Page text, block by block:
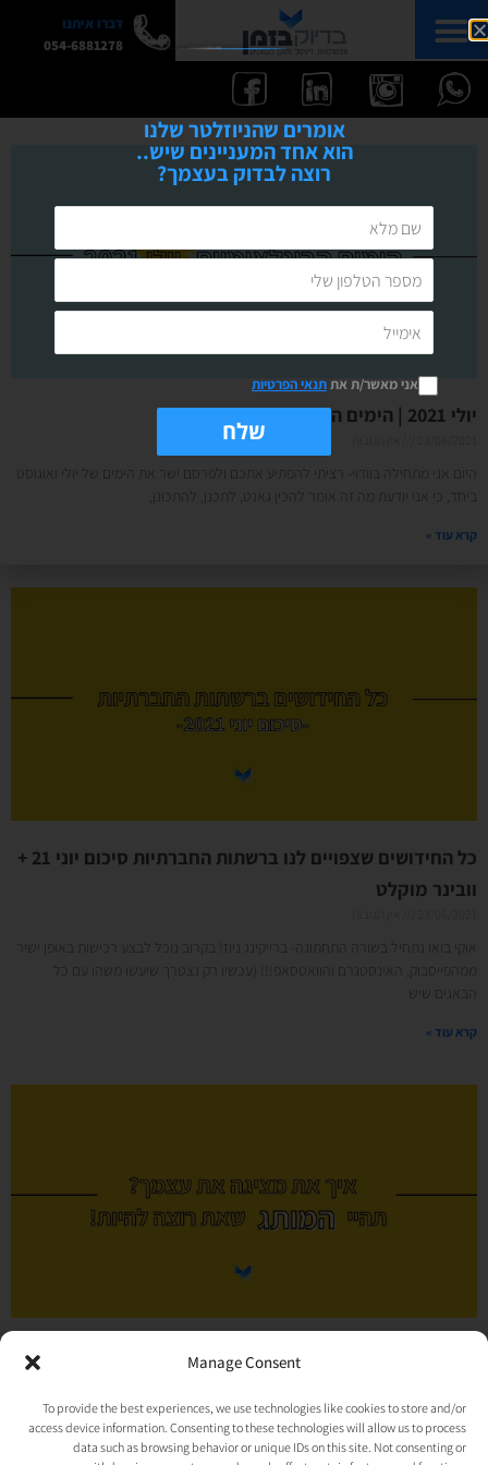
Manage Consent
To provide the best experiences, we use technologies like cookies to store and/or
access device information. Consenting to these technologies will allow us to process
data such as browsing behavior or unique IDs on this site. Not consenting or
דברו איתנו
054-6881278
יולי 2021 | הימים הבינלאומיים של החודש
היום אני מתחילה בוודוי- רציתי להפתיע אתכם ולפרסם ישר את הימים של יולי ואוגוסט
ביחד, כי אני יודעת מה זה אומר להכין גאנט, לתכנן, להתכונן,
קרא עוד »
כל החידושים שצפויים לנו ברשתות החברתיות סיכום יוני 21 +
וובינר מוקלט
אוקי בואו נתחיל בשורה התחתונה- ברייקינג ניוז! בקרוב נוכל לבצע רכישות באופן ישיר
ממהפייסבוק, האינסטגרם והוואטסאפ!!! (עכשיו רק נצטרך שיעשו משהו עם כל
הבאגים שיש
קרא עוד »
איך את מציגה את עצמך?
03/06/2021 אין תגובות
בהמשך לדיון מעניין שהיה לי ממש אתמול (2.6.21) בפייסבוק וגם בהמשך להרצאה
אומרים שהניוזלטר שלנו
הוא אחד המעניינים שיש..
רוצה לבדוק בעצמך?
אני מאשר/ת אתתנאי הפרטיות
שלח